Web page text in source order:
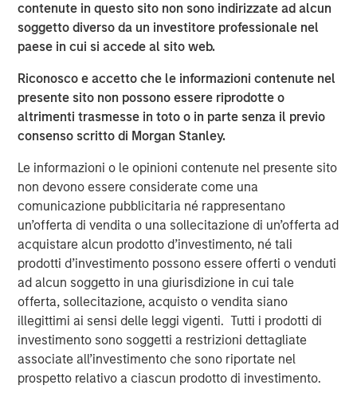
contenute in questo sito non sono indirizzate ad alcun
soggetto diverso da un investitore professionale nel
paese in cui si accede al sito web.
Riconosco e accetto che le informazioni contenute nel
presente sito non possono essere riprodotte o
altrimenti trasmesse in toto o in parte senza il previo
consenso scritto di Morgan Stanley.
Le informazioni o le opinioni contenute nel presente sito
non devono essere considerate come una
comunicazione pubblicitaria né rappresentano
un’offerta di vendita o una sollecitazione di un’offerta ad
acquistare alcun prodotto d’investimento, né tali
prodotti d’investimento possono essere offerti o venduti
ad alcun soggetto in una giurisdizione in cui tale
offerta, sollecitazione, acquisto o vendita siano
illegittimi ai sensi delle leggi vigenti. Tutti i prodotti di
investimento sono soggetti a restrizioni dettagliate
associate all’investimento che sono riportate nel
prospetto relativo a ciascun prodotto di investimento.
rates.
EM debt markets had strong performance in the second
quarter, with positive contributions from almost all the
risk factors that drive returns for the local currency
sovereign, hard currency sovereign and corporate EM
debt segments. The weakening U.S. dollar boosted
currencies, while sovereign credit tightened and EM rates
outperformed global rates.
President Trump’s April 2 “Liberation Day” tariff
announcements dominated headlines for much of the
quarter and initially sparked considerable volatility in
global markets, including EM. As is often the case with
macro-driven selloffs, the market tends to “over correct.”
Thus, despite an initial widening of most sovereign credit
spreads, many came back in as Trump paused the tariffs
for 90 days and volatility subsided.